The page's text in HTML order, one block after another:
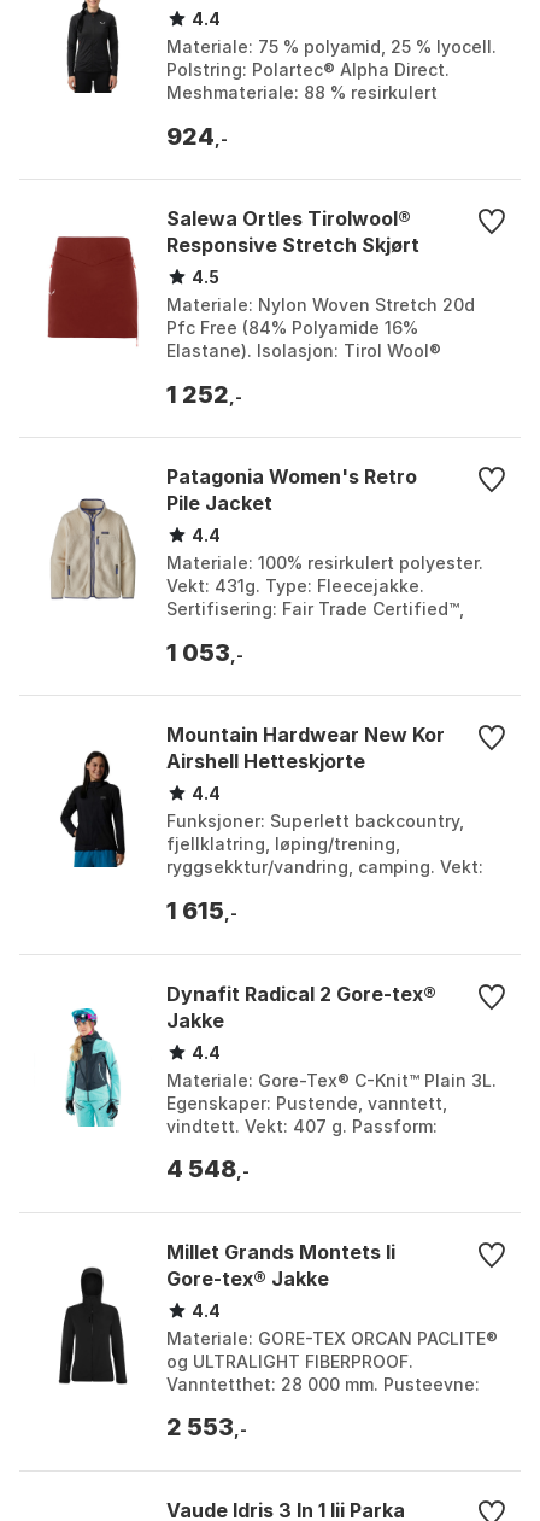
4.4
Materiale: 75 % polyamid, 25 % lyocell.
Polstring: Polartec® Alpha Direct.
Meshmateriale: 88 % resirkulert
Fluorkarbonfri....
924 ,-
Salewa Ortles Tirolwool®
Responsive Stretch Skjørt
4.5
Materiale: Nylon Woven Stretch 20d
Pfc Free (84% Polyamide 16%
Elastane). Isolasjon: Tirol Wool®
Hovedfinish: Durable Water Repelle...
1 252 ,-
Patagonia Women's Retro
Pile Jacket
4.4
Materiale: 100% resirkulert polyester.
Vekt: 431g. Type: Fleecejakke.
Sertifisering: Fair Trade Certified™,
tan, Ink black, N...
1 053 ,-
Mountain Hardwear New Kor
Airshell Hetteskjorte
4.4
Funksjoner: Superlett backcountry,
fjellklatring, løping/trening,
ryggsekktur/vandring, camping. Vekt:
41% nylon. Annet:...
1 615 ,-
Dynafit Radical 2 Gore-tex®
Jakke
4.4
Materiale: Gore-Tex® C-Knit™ Plain 3L.
Egenskaper: Pustende, vanntett,
vindtett. Vekt: 407 g. Passform:
Marine blue, Royal ...
4 548 ,-
Millet Grands Montets Ii
Gore-tex® Jakke
4.4
Materiale: GORE-TEX ORCAN PACLITE®
og ULTRALIGHT FIBERPROOF.
Vanntetthet: 28 000 mm. Pusteevne:
Black / black. Størrelse: S...
2 553 ,-
Vaude Idris 3 In 1 Iii Parka